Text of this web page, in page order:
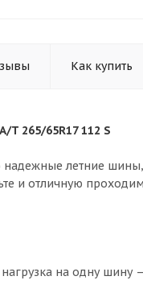
Как купить
265/65R17 112 S
летние
и отличную
на одну шину